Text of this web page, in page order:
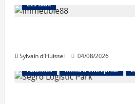
Les taux
Sylvain d'Huissel
04/08/2026
Abonnés
Immo d'entreprise